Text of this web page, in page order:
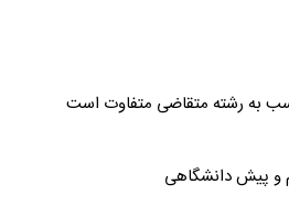
به رشته متقاضی متفاوت است
و پیش دانشگاهی